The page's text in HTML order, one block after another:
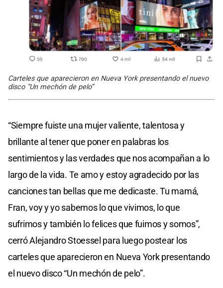
Carteles que aparecieron en Nueva York presentando el nuevo
disco “Un mechón de pelo”
“Siempre fuiste una mujer valiente, talentosa y
brillante al tener que poner en palabras los
sentimientos y las verdades que nos acompañan a lo
largo de la vida. Te amo y estoy agradecido por las
canciones tan bellas que me dedicaste. Tu mamá,
Fran, voy y yo sabemos lo que vivimos, lo que
sufrimos y también lo felices que fuimos y somos”,
cerró Alejandro Stoessel para luego postear los
carteles que aparecieron en Nueva York presentando
el nuevo disco “Un mechón de pelo”.